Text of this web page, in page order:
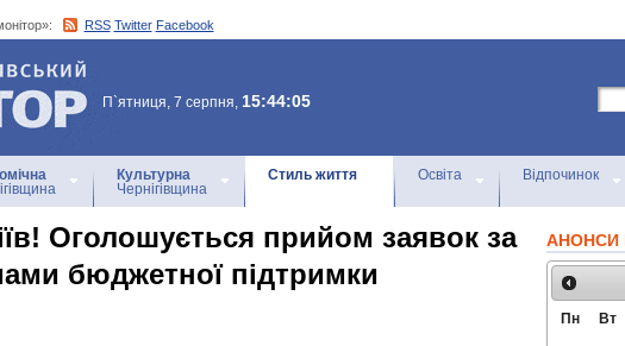
RSS Twitter Facebook
П`ятниця, 7 серпня, 15:44:05
Культурна
Чернігівщина
Стиль життя Освіта Відпочинок
Оголошується прийом заявок за
бюджетної підтримки
АНОНСИ
Пн Вт